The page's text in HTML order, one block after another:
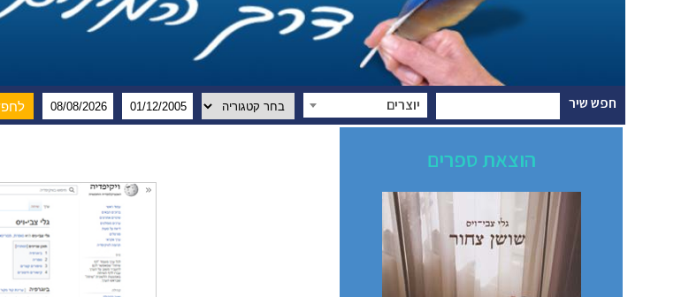
חפש שיר יוצרים
הוצאת ספרים